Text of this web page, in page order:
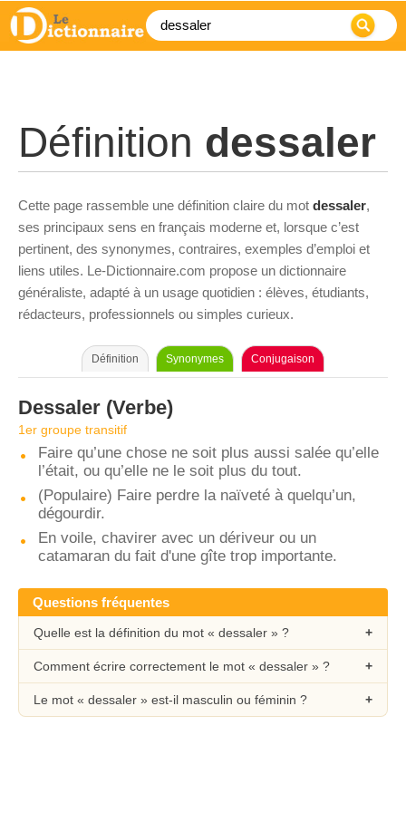
Définition dessaler
Cette page rassemble une définition claire du mot dessaler,
ses principaux sens en français moderne et, lorsque c’est
pertinent, des synonymes, contraires, exemples d’emploi et
liens utiles. Le-Dictionnaire.com propose un dictionnaire
généraliste, adapté à un usage quotidien : élèves, étudiants,
rédacteurs, professionnels ou simples curieux.
Définition Synonymes Conjugaison
Dessaler (Verbe)
1er groupe transitif
Faire qu’une chose ne soit plus aussi salée qu’elle
l’était, ou qu’elle ne le soit plus du tout.
(Populaire) Faire perdre la naïveté à quelqu’un,
dégourdir.
En voile, chavirer avec un dériveur ou un
catamaran du fait d'une gîte trop importante.
Questions fréquentes
Quelle est la définition du mot « dessaler » ?
Comment écrire correctement le mot « dessaler » ?
Le mot « dessaler » est-il masculin ou féminin ?